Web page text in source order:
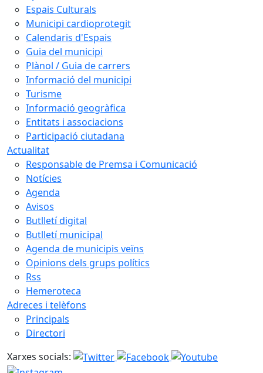
Espais Culturals
Municipi cardioprotegit
Calendaris d'Espais
Guia del municipi
Plànol / Guia de carrers
Informació del municipi
Turisme
Informació geogràfica
Entitats i associacions
Participació ciutadana
Actualitat
Responsable de Premsa i Comunicació
Notícies
Agenda
Avisos
Butlletí digital
Butlletí municipal
Agenda de municipis veïns
Opinions dels grups polítics
Rss
Hemeroteca
Adreces i telèfons
Principals
Directori
Xarxes socials: